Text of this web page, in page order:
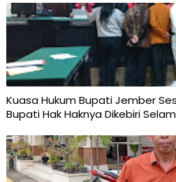
Kuasa Hukum Bupati Jember
Bupati Hak Haknya Dikebiri